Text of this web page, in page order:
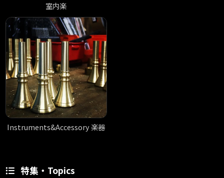
室内楽
Instruments&Accessory 楽器
特集・Topics